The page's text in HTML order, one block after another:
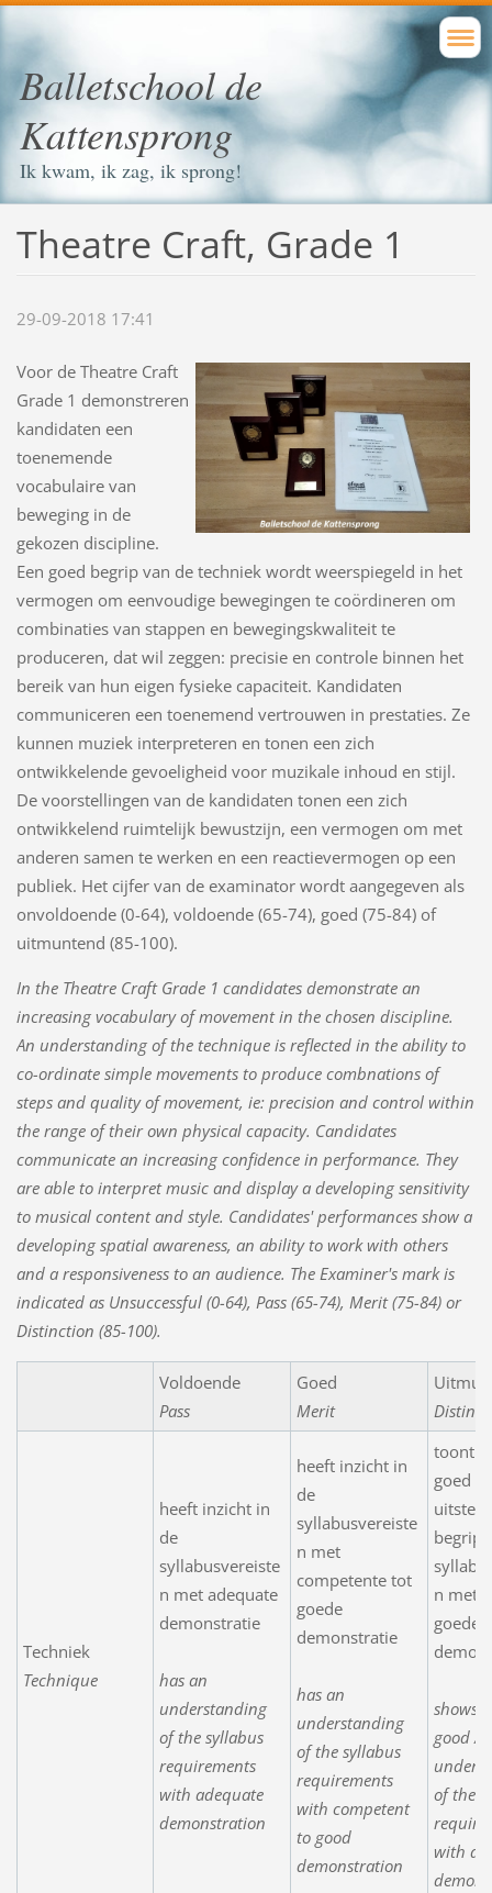
Balletschool de
Kattensprong
Ik kwam, ik zag, ik sprong!
Theatre Craft, Grade 1
29-09-2018 17:41
Voor de Theatre Craft
Grade 1 demonstreren
kandidaten een
toenemende
vocabulaire van
beweging in de
gekozen discipline.
Een goed begrip van de techniek wordt weerspiegeld in het
vermogen om eenvoudige bewegingen te coördineren om
combinaties van stappen en bewegingskwaliteit te
produceren, dat wil zeggen: precisie en controle binnen het
bereik van hun eigen fysieke capaciteit. Kandidaten
communiceren een toenemend vertrouwen in prestaties. Ze
kunnen muziek interpreteren en tonen een zich
ontwikkelende gevoeligheid voor muzikale inhoud en stijl.
De voorstellingen van de kandidaten tonen een zich
ontwikkelend ruimtelijk bewustzijn, een vermogen om met
anderen samen te werken en een reactievermogen op een
publiek. Het cijfer van de examinator wordt aangegeven als
onvoldoende (0-64), voldoende (65-74), goed (75-84) of
uitmuntend (85-100).
In the Theatre Craft Grade 1 candidates demonstrate an
increasing vocabulary of movement in the chosen discipline.
An understanding of the technique is reflected in the ability to
co-ordinate simple movements to produce combnations of
steps and quality of movement, ie: precision and control within
the range of their own physical capacity. Candidates
communicate an increasing confidence in performance. They
are able to interpret music and display a developing sensitivity
to musical content and style. Candidates' performances show a
developing spatial awareness, an ability to work with others
and a responsiveness to an audience. The Examiner's mark is
indicated as Unsuccessful (0-64), Pass (65-74), Merit (75-84) or
Distinction (85-100).
Voldoende
Pass
Goed
Merit
Techniek
Technique
heeft inzicht in
de
syllabusvereiste
n met adequate
demonstratie
has an
understanding
of the syllabus
requirements
with adequate
demonstration
heeft inzicht in
de
syllabusvereiste
n met
competente tot
goede
demonstratie
has an
understanding
of the syllabus
requirements
with competent
to good
demonstration
toont
goed /
begrip
n met
goede
shows
good /
of the
with a